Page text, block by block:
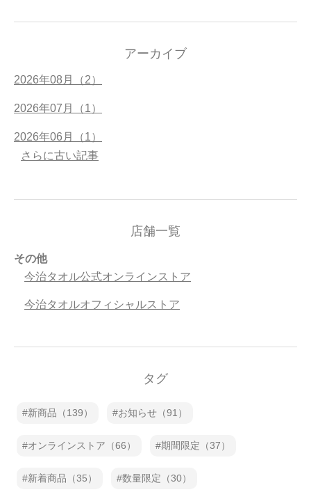
アーカイブ
2026年08月（2）
2026年07月（1）
2026年06月（1）
さらに古い記事
店舗一覧
その他
今治タオル公式オンラインストア
今治タオルオフィシャルストア
タグ
新商品（139） お知らせ（91）
オンラインストア（66） 期間限定（37）
新着商品（35） 数量限定（30）